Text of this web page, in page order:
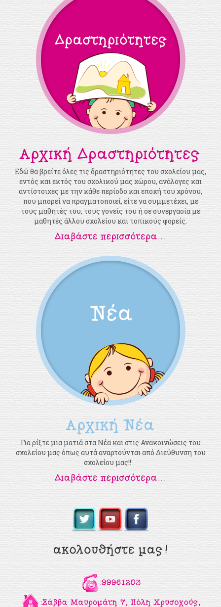
Εδώ θα βρείτε όλες τις δραστηριότητες του σχολείου μας,
εντός και εκτός του σχολικού μας χώρου, ανάλογες και
αντίστοιχες με την κάθε περίοδο και εποχή του χρόνου,
που μπορεί να πραγματοποιεί, είτε να συμμετέχει, με
τους μαθητές του, τους γονείς του ή σε συνεργασία με
μαθητές άλλου σχολείου και τοπικούς φορείς.
Για ρίξτε μια ματιά στα Νέα και στις Ανακοινώσεις του
σχολείου μας όπως αυτά αναρτούνται από Διεύθυνση του
σχολείου μας!!